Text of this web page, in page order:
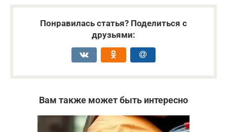
Понравилась статья? Поделиться с
друзьями:
Вам также может быть интересно